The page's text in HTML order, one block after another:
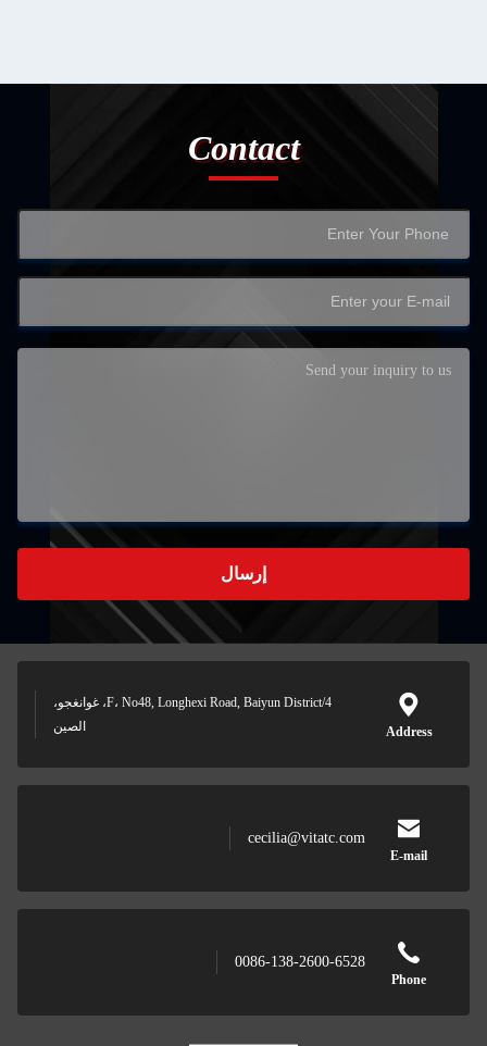
Contact
إرسال
Address
4/F، No48, Longhexi Road, Baiyun District، غوانغجو،
الصين
E-mail
cecilia@vitatc.com
Phone
0086-138-2600-6528